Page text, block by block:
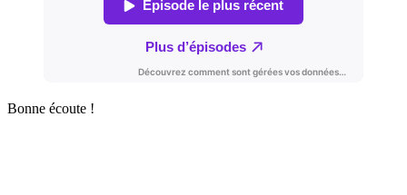
Bonne écoute !